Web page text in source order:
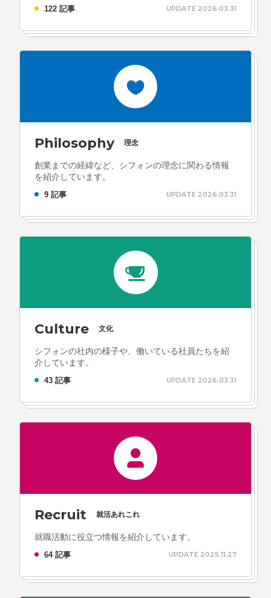
122 記事 UPDATE 2026.03.31
Philosophy 理念
創業までの経緯など、シフォンの理念に関わる情報
を紹介しています。
9 記事 UPDATE 2026.03.31
Culture 文化
シフォンの社内の様子や、働いている社員たちを紹
介しています。
43 記事 UPDATE 2026.03.31
Recruit 就活あれこれ
就職活動に役立つ情報を紹介しています。
64 記事 UPDATE 2025.11.27